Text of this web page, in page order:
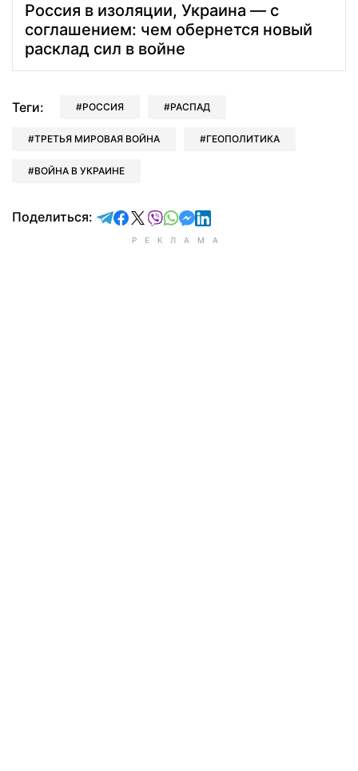
Россия в изоляции, Украина — с
соглашением: чем обернется новый
расклад сил в войне
Теги: РОССИЯ РАСПАД
ТРЕТЬЯ МИРОВАЯ ВОЙНА ГЕОПОЛИТИКА
ВОЙНА В УКРАИНЕ
Поделиться: отправить в Telegram
поделиться в Facebook
поделиться в X
отправить в Viber
отправить в Whatsapp
отправить в Messenger
отправить в LinkedIn